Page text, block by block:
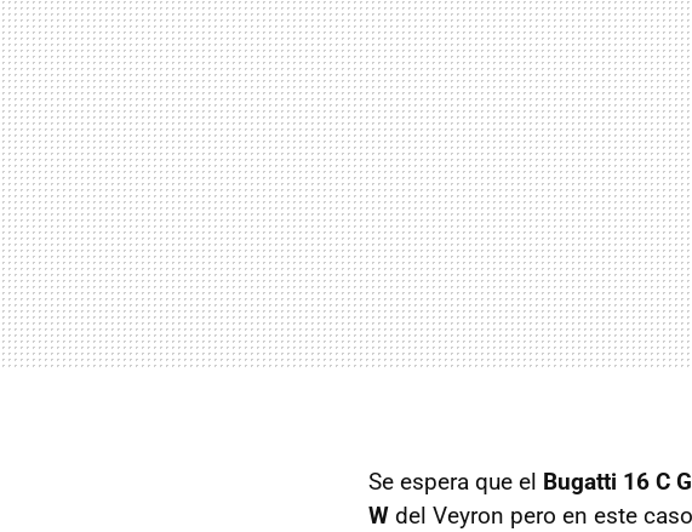
Se espera que el Bugatti 16 C
W del Veyron pero en este